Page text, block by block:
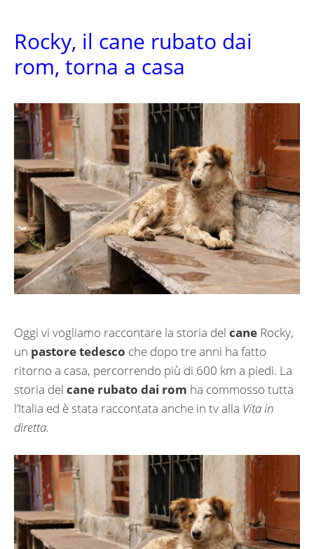
Rocky, il cane rubato dai
rom, torna a casa
Oggi vi vogliamo raccontare la storia del cane Rocky,
un pastore tedesco che dopo tre anni ha fatto
ritorno a casa, percorrendo più di 600 km a piedi. La
storia del cane rubato dai rom ha commosso tutta
l’Italia ed è stata raccontata anche in tv alla Vita in
diretta.